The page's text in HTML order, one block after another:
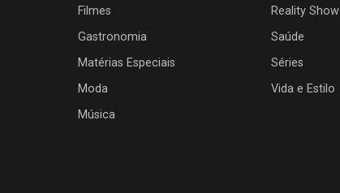
Filmes
Gastronomia
Matérias Especiais
Moda
Música
Reality Show
Saúde
Séries
Vida e Estilo